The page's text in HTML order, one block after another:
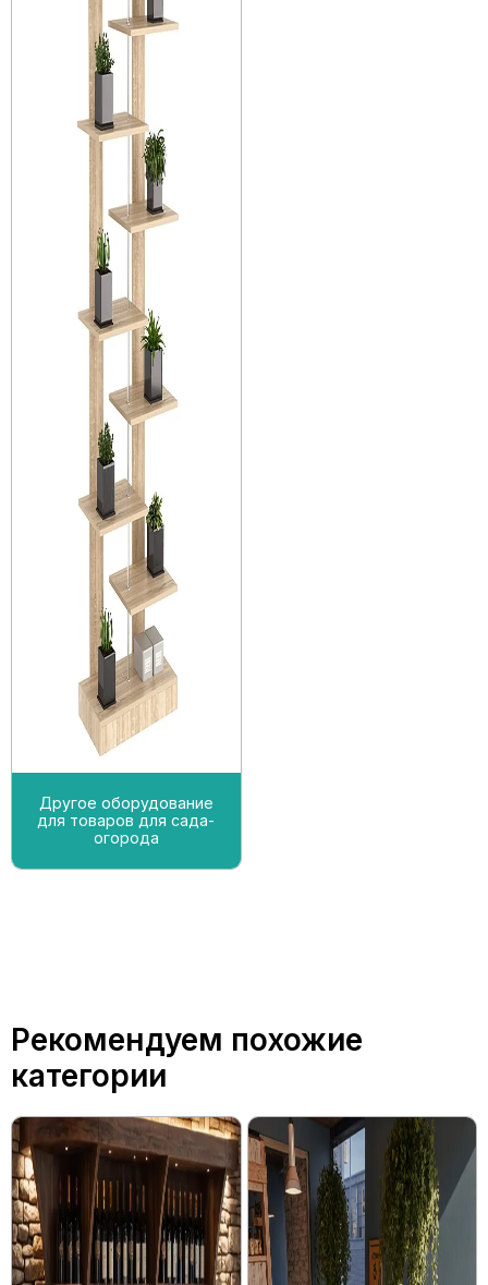
Другое оборудование
для товаров для сада-
огорода
Рекомендуем похожие
категории